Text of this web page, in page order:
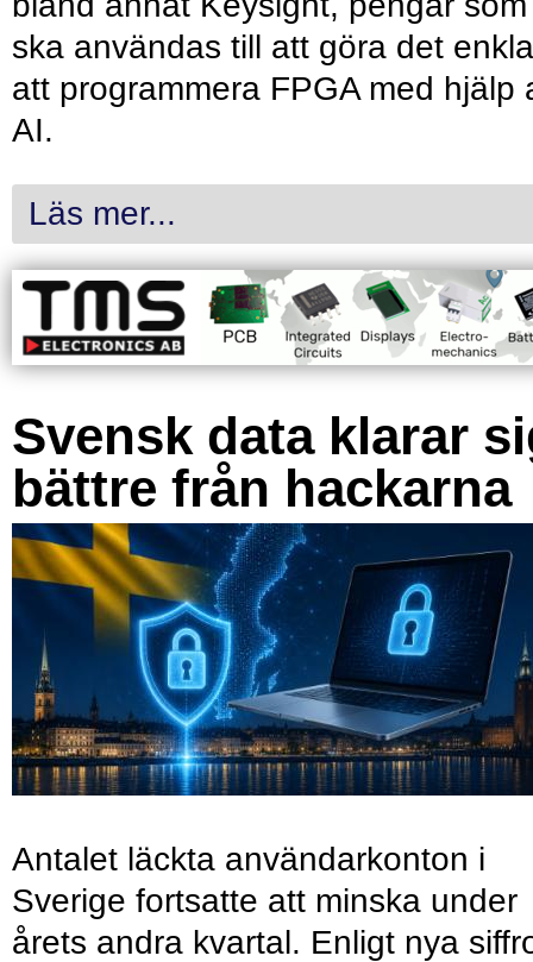
ska användas till att göra det
att programmera FPGA med hjälp
AI.
Läs mer...
Svensk data klarar
bättre från hackarna
Antalet läckta användarkonton i
Sverige fortsatte att minska under
årets andra kvartal. Enligt nya